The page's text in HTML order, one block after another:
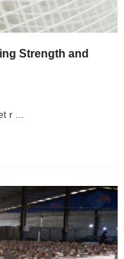
Strength and
r...